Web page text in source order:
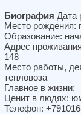
Биография Дата
Место рождения:
Образование:
Адрес
148
Место работы,
тепловоза
Главное в жизни:
Ценит в людях:
Телефон: